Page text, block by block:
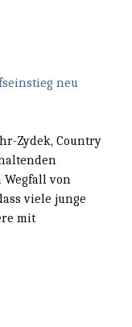
neu
Zydek, Country
von
viele junge
mit